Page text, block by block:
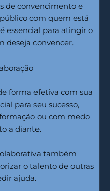
de convencimento e
com quem está
essencial para atingir o
deseja convencer.
forma efetiva com sua
para seu sucesso,
ou com medo
a diante.
também
o talento de outras
ajuda.